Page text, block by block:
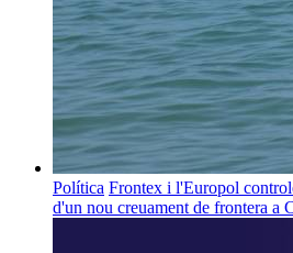
Política Frontex i l'Europol
d'un nou creuament de frontera a